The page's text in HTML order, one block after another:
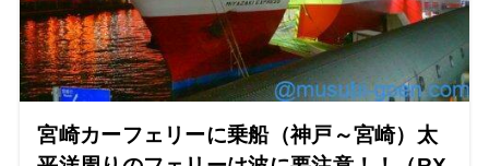
宮崎カーフェリーに乗船（神戸～宮崎）太